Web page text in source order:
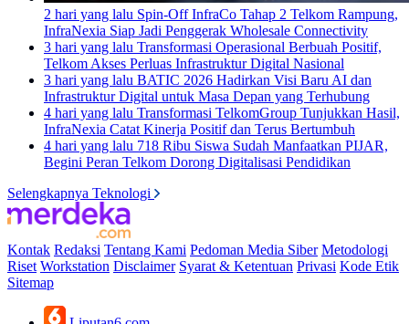
2 hari yang lalu Spin-Off InfraCo Tahap 2 Telkom Rampung,
InfraNexia Siap Jadi Penggerak Wholesale Connectivity
3 hari yang lalu Transformasi Operasional Berbuah Positif,
Telkom Akses Perluas Infrastruktur Digital Nasional
3 hari yang lalu BATIC 2026 Hadirkan Visi Baru AI dan
Infrastruktur Digital untuk Masa Depan yang Terhubung
4 hari yang lalu Transformasi TelkomGroup Tunjukkan Hasil,
InfraNexia Catat Kinerja Positif dan Terus Bertumbuh
4 hari yang lalu 718 Ribu Siswa Sudah Manfaatkan PIJAR,
Begini Peran Telkom Dorong Digitalisasi Pendidikan
Selengkapnya Teknologi
Kontak Redaksi Tentang Kami Pedoman Media Siber Metodologi
Riset Workstation Disclaimer Syarat & Ketentuan Privasi Kode Etik
Sitemap